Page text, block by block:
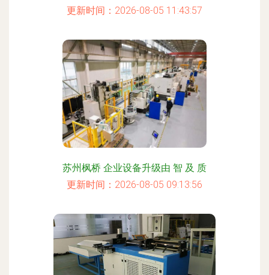
更新时间：2026-08-05 11:43:57
苏州枫桥 企业设备升级由 智 及 质
更新时间：2026-08-05 09:13:56